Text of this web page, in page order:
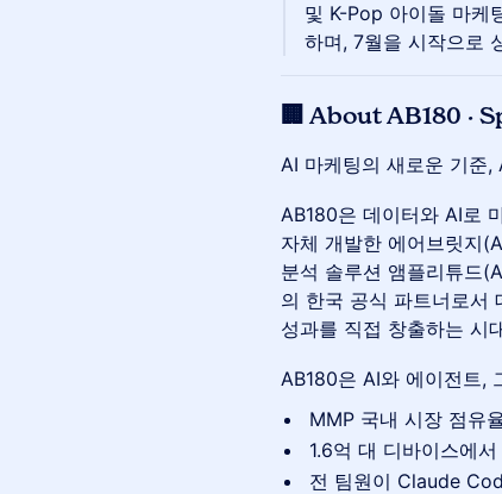
및 K-Pop 아이돌 마케
하며, 7월을 시작으로
🏢 About AB180 ·
AI 마케팅의 새로운 기준,
AB180은 데이터와 AI로
자체 개발한 에어브릿지
분석 솔루션 앰플리튜드
의 한국 공식 파트너로서
성과를 직접 창출하는 시
AB180은 AI와 에이전트,
MMP 국내 시장 점유
1.6억 대 디바이스에
전 팀원이 Claude